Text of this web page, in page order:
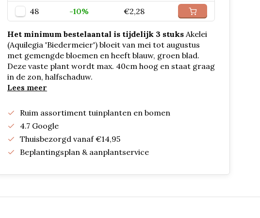
48 -10% €2,28
Het minimum bestelaantal is tijdelijk 3 stuks Akelei
(Aquilegia 'Biedermeier') bloeit van mei tot augustus
met gemengde bloemen en heeft blauw, groen blad.
Deze vaste plant wordt max. 40cm hoog en staat graag
in de zon, halfschaduw.
Lees meer
Ruim assortiment tuinplanten en bomen
4.7 Google
Thuisbezorgd vanaf €14,95
Beplantingsplan & aanplantservice